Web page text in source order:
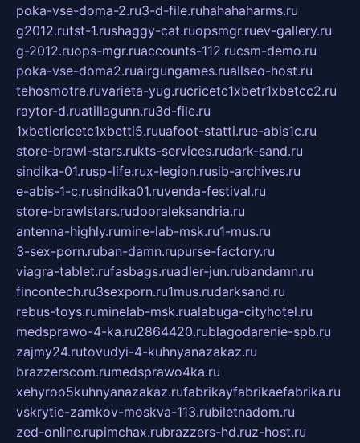
poka-vse-doma-2.ru3-d-file.ruhahahaharms.ru
g2012.rutst-1.rushaggy-cat.ruopsmgr.ruev-gallery.ru
g-2012.ruops-mgr.ruaccounts-112.rucsm-demo.ru
poka-vse-doma2.ruairgungames.ruallseo-host.ru
tehosmotre.ruvarieta-yug.rucricetc1xbetr1xbetcc2.ru
raytor-d.ruatillagunn.ru3d-file.ru
1xbeticricetc1xbetti5.ruuafoot-statti.rue-abis1c.ru
store-brawl-stars.rukts-services.rudark-sand.ru
sindika-01.rusp-life.rux-legion.rusib-archives.ru
e-abis-1-c.rusindika01.ruvenda-festival.ru
store-brawlstars.rudooraleksandria.ru
antenna-highly.rumine-lab-msk.ru1-mus.ru
3-sex-porn.ruban-damn.rupurse-factory.ru
viagra-tablet.rufasbags.ruadler-jun.rubandamn.ru
fincontech.ru3sexporn.ru1mus.rudarksand.ru
rebus-toys.ruminelab-msk.rualabuga-cityhotel.ru
medsprawo-4-ka.ru2864420.rublagodarenie-spb.ru
zajmy24.rutovudyi-4-kuhnyanazakaz.ru
brazzerscom.rumedsprawo4ka.ru
xehyroo5kuhnyanazakaz.rufabrikayfabrikaefabrika.ru
vskrytie-zamkov-moskva-113.rubiletnadom.ru
zed-online.rupimchax.rubrazzers-hd.ruz-host.ru